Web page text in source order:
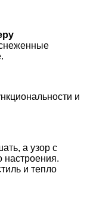
и
а узор с
настроения.
и тепло